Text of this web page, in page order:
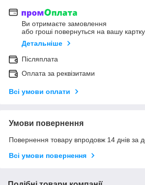
Ви отримаєте замовлення
або гроші повернуться на вашу картку
Детальніше
Післяплата
Оплата за реквізитами
Всі умови оплати
Умови повернення
Повернення товару впродовж 14 днів за
Всі умови повернення